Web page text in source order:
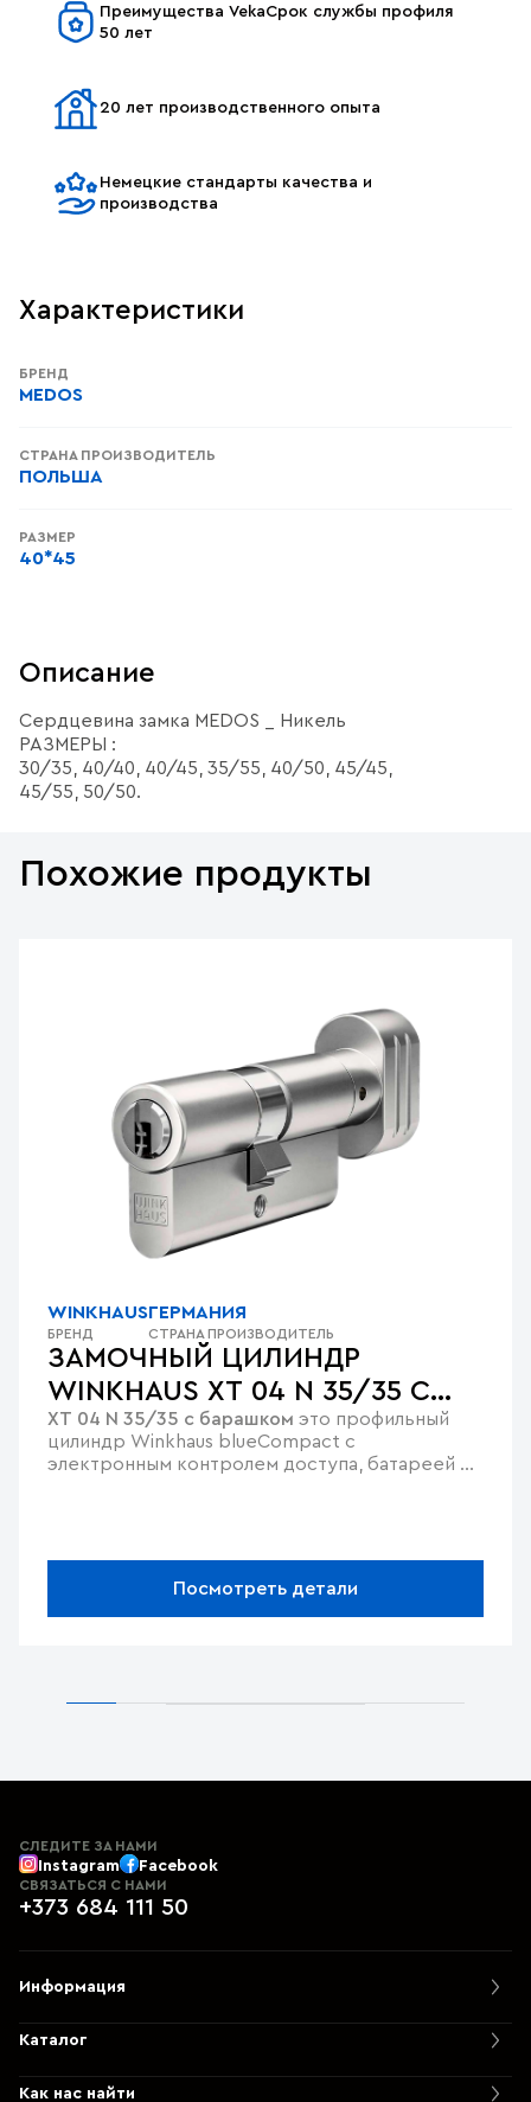
Преимущества VekaСрок службы профиля
50 лет
20 лет производственного опыта
Немецкие стандарты качества и
производства
Характеристики
БРЕНД
MEDOS
СТРАНА ПРОИЗВОДИТЕЛЬ
ПОЛЬША
РАЗМЕР
40*45
Описание
Сердцевина замка MEDOS _ Никель
РАЗМЕРЫ :
30/35, 40/40, 40/45, 35/55, 40/50, 45/45,
45/55, 50/50.
Похожие продукты
ЗАМОЧНЫЙ ЦИЛИНДР
WINKHAUS XT 04 N 35/35 С
БАРАШКОМ, BLUECOMPACT
XT 04 N 35/35 с барашком
цилиндр Winkhaus blueCompact с
электронным контролем доступа, батареей до
WINKHAUS
БРЕНД
ГЕРМАНИЯ
СТРАНА ПРОИЗВОДИТЕЛЬ
Посмотреть детали
СЛЕДИТЕ ЗА НАМИ
Instagram Facebook
СВЯЗАТЬСЯ С НАМИ
+373 684 111 50
Информация
Каталог
Как нас найти